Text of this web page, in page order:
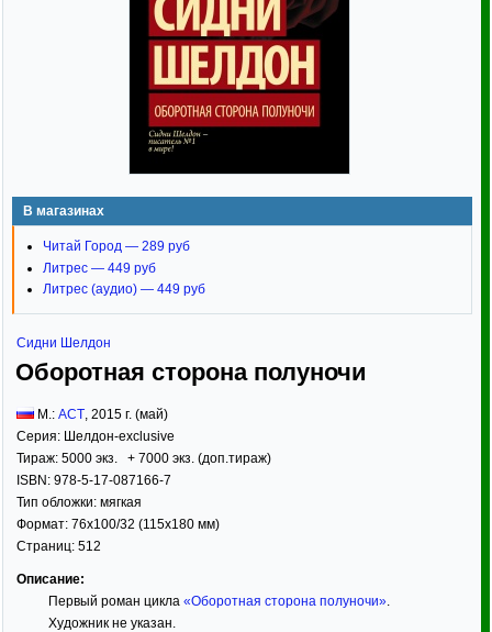
В магазинах
Читай Город — 289 руб
Литрес — 449 руб
Литрес (аудио) — 449 руб
Сидни Шелдон
Оборотная сторона полуночи
М.: АСТ 2015 г. (май)
Серия: Шелдон-exclusive
Тираж: 5000 экз. + 7000 экз. (доп.тираж)
ISBN: 978-5-17-087166-7
Тип обложки: мягкая
Формат: 76x100/32 (115x180 мм)
Страниц: 512
Описание:
Первый роман цикла «Оборотная сторона полуночи».
Художник не указан.